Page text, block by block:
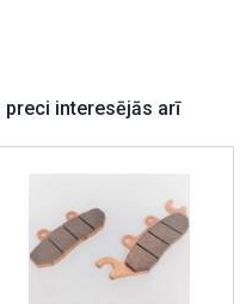
preci interesējās arī